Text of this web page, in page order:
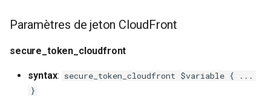
Paramètres de jeton CloudFront
secure_token_cloudfront
syntax: secure_token_cloudfront $variable { ...
}